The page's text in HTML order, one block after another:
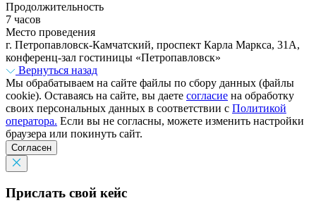
Продолжительность
7 часов
Место проведения
г. Петропавловск-Камчатский, проспект Карла Маркса, 31А,
конференц-зал гостиницы «Петропавловск»
Вернуться назад
Мы обрабатываем на сайте файлы по сбору данных (файлы
cookie). Оставаясь на сайте, вы даете согласие на обработку
своих персональных данных в соответствии с Политикой
оператора. Если вы не согласны, можете изменить настройки
браузера или покинуть сайт.
Согласен
Прислать свой кейс